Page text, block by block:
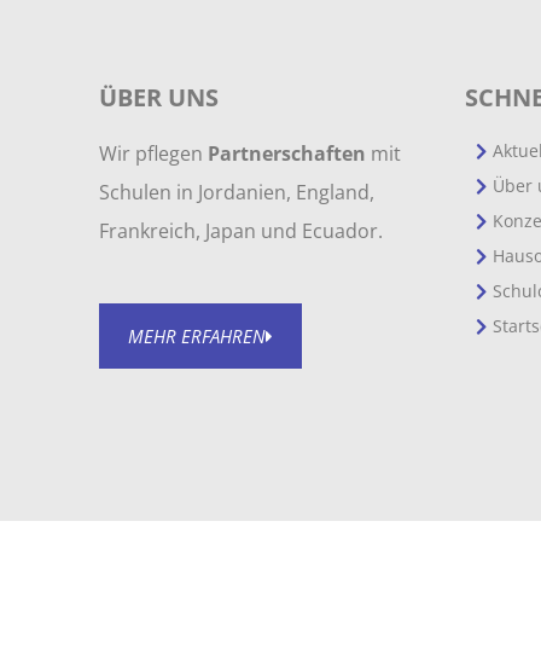
ÜBER UNS
Wir pflegen Partnerschaften mit
Schulen in Jordanien, England,
Frankreich, Japan und Ecuador.
MEHR ERFAHREN
Über